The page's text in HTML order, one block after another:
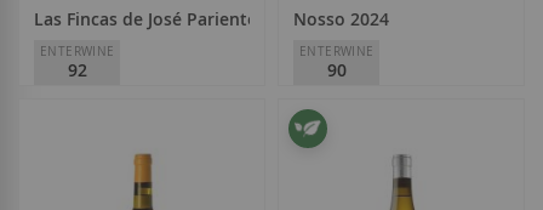
Las Fincas de José Pariente 2024
ENTERWINE
92
Nosso 2024
ENTERWINE
90
Menade
D.O.